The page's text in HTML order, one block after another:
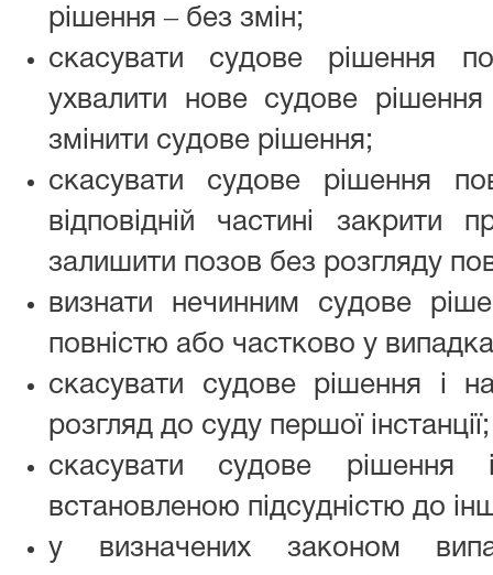
рішення ‒ без змін;
скасувати судове рішення
ухвалити нове судове рішення
змінити судове рішення;
скасувати судове рішення
відповідній частині закрити
залишити позов без розгляду
визнати нечинним судове
повністю або частково у
скасувати судове рішення і
розгляд до суду першої інстанції;
скасувати судове
встановленою підсудністю до
у визначених законом